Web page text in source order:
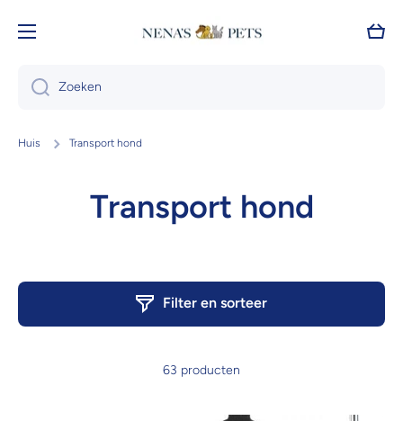
Doorgaan naar artikel
Zoeken
Huis Transport hond
Transport hond
Filter en sorteer
63 producten